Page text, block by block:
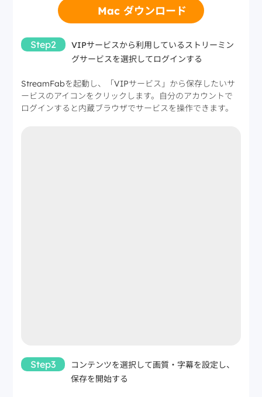
Mac ダウンロード
Step2
VIPサービスから利用しているストリーミン
グサービスを選択してログインする
StreamFabを起動し、「VIPサービス」から保存したいサ
ービスのアイコンをクリックします。自分のアカウントで
ログインすると内蔵ブラウザでサービスを操作できます。
Step3
コンテンツを選択して画質・字幕を設定し、
保存を開始する